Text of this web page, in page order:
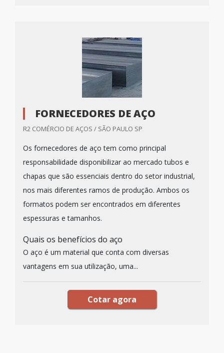
FORNECEDORES DE AÇO
R2 COMÉRCIO DE AÇOS / SÃO PAULO SP
Os fornecedores de aço tem como principal
responsabilidade disponibilizar ao mercado tubos e
chapas que são essenciais dentro do setor industrial,
nos mais diferentes ramos de produção. Ambos os
formatos podem ser encontrados em diferentes
espessuras e tamanhos.
Quais os benefícios do aço
O aço é um material que conta com diversas
vantagens em sua utilização, uma...
Cotar agora